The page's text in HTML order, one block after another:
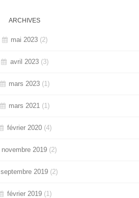
ARCHIVES
mai 2023 (2)
avril 2023(3)
mars 2023 (1)
mars 2021 (1)
février 2020(4)
novembre 2019 (2)
septembre 2019 (2)
février 2019(1)